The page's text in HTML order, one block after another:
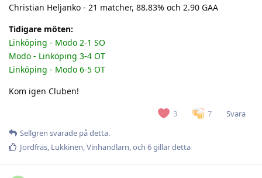
Christian Heljanko - 21 matcher, 88.83% och 2.90 GAA
Tidigare möten:
Linköping - Modo 2-1 SO
Modo - Linköping 3-4 OT
Linköping - Modo 6-5 OT
Kom igen Cluben!
3 7
Svara
Sellgren svarade på detta.
Jordfräs, Lukkinen,Vinhandlarn, och 6gillar detta